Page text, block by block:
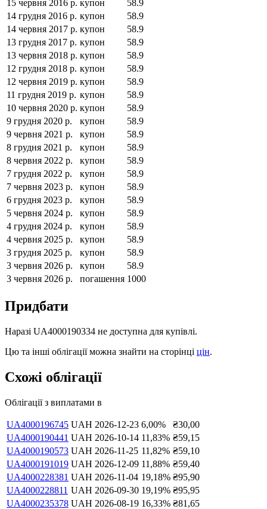
15 червня 2016 р. купон
58.9
14 грудня 2016 р. купон
58.9
14 червня 2017 р. купон
58.9
13 грудня 2017 р. купон
58.9
13 червня 2018 р. купон
58.9
12 грудня 2018 р. купон
58.9
12 червня 2019 р. купон
58.9
11 грудня 2019 р. купон
58.9
10 червня 2020 р. купон
58.9
9 грудня 2020 р.
купон
58.9
9 червня 2021 р.
купон
58.9
8 грудня 2021 р.
купон
58.9
8 червня 2022 р.
купон
58.9
7 грудня 2022 р.
купон
58.9
7 червня 2023 р.
купон
58.9
6 грудня 2023 р.
купон
58.9
5 червня 2024 р.
купон
58.9
4 грудня 2024 р.
купон
58.9
4 червня 2025 р.
купон
58.9
3 грудня 2025 р.
купон
58.9
3 червня 2026 р.
купон
58.9
3 червня 2026 р.
погашення 1000
Придбати
Наразі UA4000190334 не доступна для купівлі.
Цю та інші облігації можна знайти на сторінці цін.
Схожі облігації
Облігації з виплатами в
UA4000196745 UAH 2026-12-23 6,00% ₴30,00
UA4000190441 UAH 2026-10-14 11,83% ₴59,15
UA4000190573 UAH 2026-11-25 11,82% ₴59,10
UA4000191019 UAH 2026-12-09 11,88% ₴59,40
UA4000228381 UAH 2026-11-04 19,18% ₴95,90
UA4000228811 UAH 2026-09-30 19,19% ₴95,95
UA4000235378 UAH 2026-08-19 16,33% ₴81,65